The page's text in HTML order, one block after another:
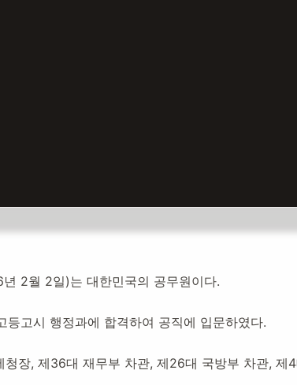
설:2026년 2월 6일
2월 2일)는 대한민국의 공무원이다.
고시 행정과에 합격하여 공직에 입문하였다.
장, 제36대 재무부 차관, 제26대 국방부 차관, 제